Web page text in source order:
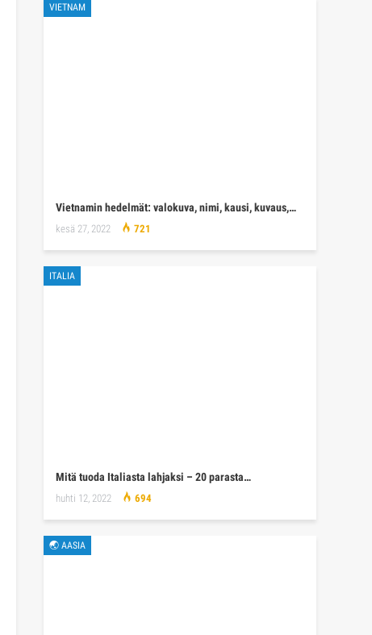
VIETNAM
Vietnamin hedelmät: valokuva, nimi, kausi, kuvaus,…
kesä 27, 2022 721
ITALIA
Mitä tuoda Italiasta lahjaksi – 20 parasta…
huhti 12, 2022 694
🌏 AASIA